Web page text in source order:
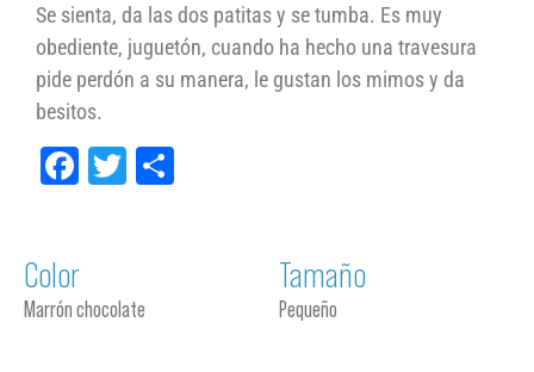
Se sienta, da las dos patitas y se tumba. Es muy
obediente, juguetón, cuando ha hecho una travesura
pide perdón a su manera, le gustan los mimos y da
besitos.
Facebook
Twitter
Color
Marrón chocolate
Tamaño
Pequeño